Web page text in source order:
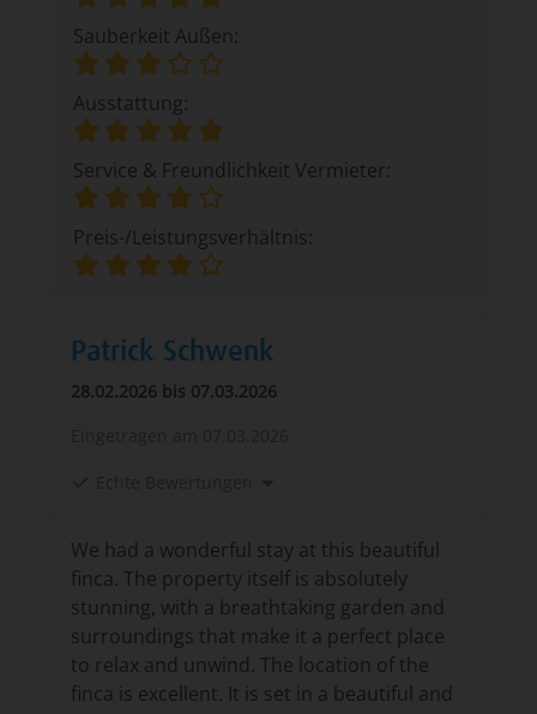
Sauberkeit Außen:
Ausstattung:
Service & Freundlichkeit Vermieter:
Preis-/Leistungsverhältnis:
Patrick Schwenk
28.02.2026 bis 07.03.2026
We had a wonderful stay at this beautiful
finca. The property itself is absolutely
stunning, with a breathtaking garden and
surroundings that make it a perfect place
to relax and unwind. The location of the
finca is excellent. It is set in a beautiful and